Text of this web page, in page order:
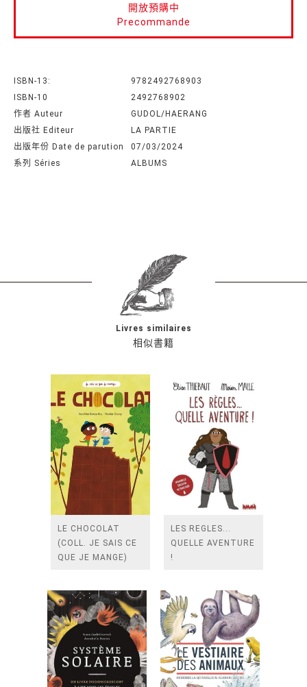
開放預購中
Precommande
ISBN-13:
9782492768903
ISBN-10
2492768902
作者 Auteur
GUDOL/HAERANG
出版社 Editeur
LA PARTIE
出版年份 Date de parution
07/03/2024
系列 Séries
ALBUMS
相似書籍
Livres similaires
LE CHOCOLAT
(COLL. JE SAIS CE
QUE JE MANGE)
LES REGLES...
QUELLE AVENTURE
!